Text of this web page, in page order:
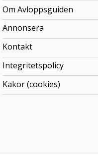
Om Avloppsguiden
Annonsera
Kontakt
Integritetspolicy
Kakor (cookies)